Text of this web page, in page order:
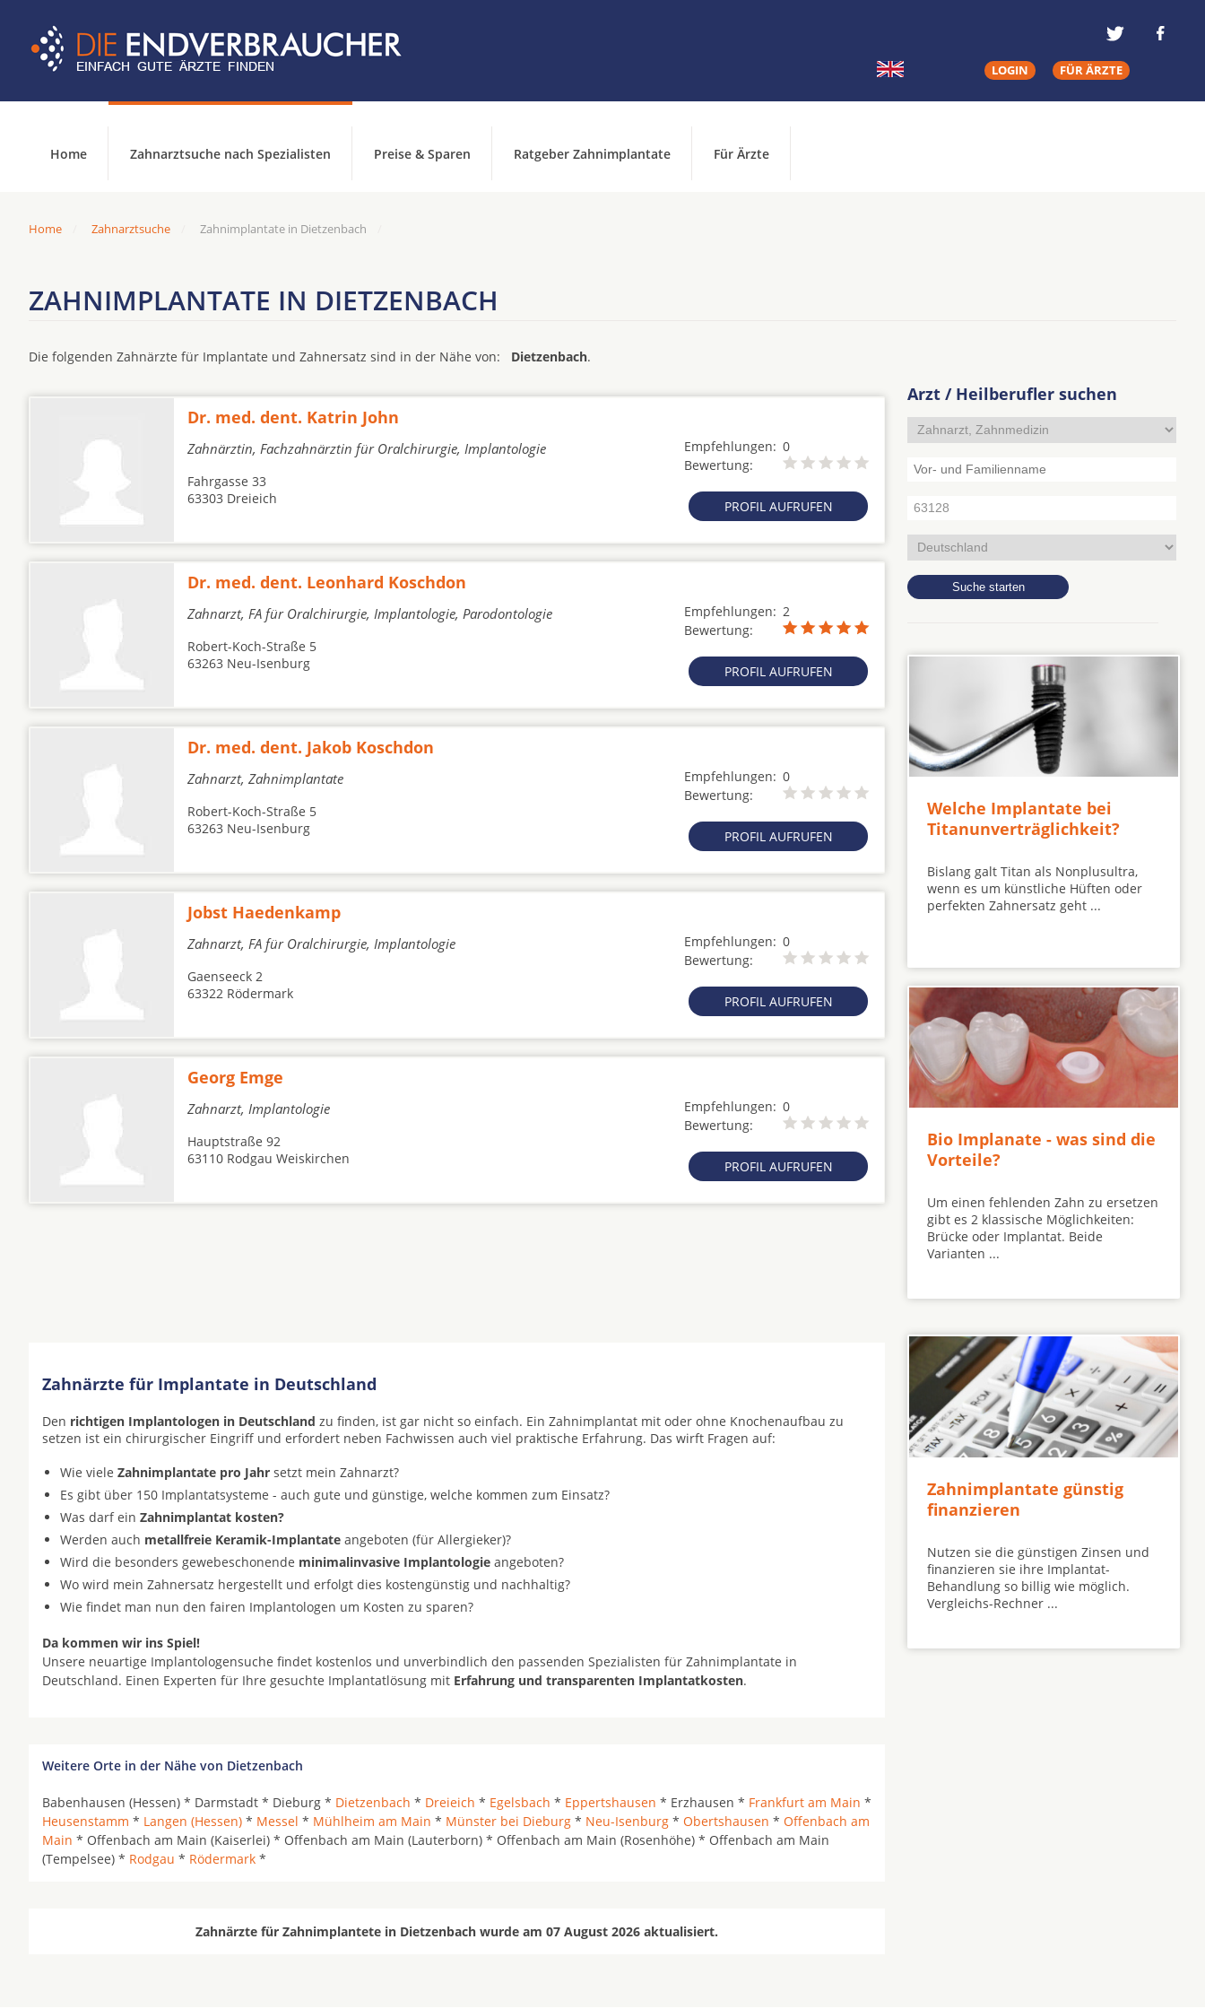
LOGIN FÜR ÄRZTE
Home Zahnarztsuche nach Spezialisten Preise & Sparen Ratgeber Zahnimplantate Für Ärzte
Home Zahnarztsuche Zahnimplantate in Dietzenbach
ZAHNIMPLANTATE IN DIETZENBACH
Die folgenden Zahnärzte für Implantate und Zahnersatz sind in der Nähe von: Dietzenbach.
Dr. med. dent. Katrin John
Zahnärztin, Fachzahnärztin für Oralchirurgie, Implantologie Empfehlungen: 0
Bewertung:
PROFIL AUFRUFEN
Fahrgasse 33
63303 Dreieich
Dr. med. dent. Leonhard Koschdon
Zahnarzt, FA für Oralchirurgie, Implantologie, Parodontologie Empfehlungen: 2
Bewertung:
PROFIL AUFRUFEN
Robert-Koch-Straße 5
63263 Neu-Isenburg
Dr. med. dent. Jakob Koschdon
Zahnarzt, Zahnimplantate Empfehlungen: 0
Bewertung:
PROFIL AUFRUFEN
Robert-Koch-Straße 5
63263 Neu-Isenburg
Jobst Haedenkamp
Zahnarzt, FA für Oralchirurgie, Implantologie Empfehlungen: 0
Bewertung:
PROFIL AUFRUFEN
Gaenseeck 2
63322 Rödermark
Georg Emge
Zahnarzt, Implantologie Empfehlungen: 0
Bewertung:
PROFIL AUFRUFEN
Hauptstraße 92
63110 Rodgau Weiskirchen
Zahnärzte für Implantate in Deutschland
Den richtigen Implantologen in Deutschland zu finden, ist gar nicht so einfach. Ein Zahnimplantat mit oder ohne Knochenaufbau zu
setzen ist ein chirurgischer Eingriff und erfordert neben Fachwissen auch viel praktische Erfahrung. Das wirft Fragen auf:
Wie viele Zahnimplantate pro Jahr setzt mein Zahnarzt?
Es gibt über 150 Implantatsysteme - auch gute und günstige, welche kommen zum Einsatz?
Was darf ein Zahnimplantat kosten?
Werden auch metallfreie Keramik-Implantate angeboten (für Allergieker)?
Wird die besonders gewebeschonende minimalinvasive Implantologie angeboten?
Wo wird mein Zahnersatz hergestellt und erfolgt dies kostengünstig und nachhaltig?
Wie findet man nun den fairen Implantologen um Kosten zu sparen?
Da kommen wir ins Spiel!
Unsere neuartige Implantologensuche findet kostenlos und unverbindlich den passenden Spezialisten für Zahnimplantate in
Deutschland. Einen Experten für Ihre gesuchte Implantatlösung mit Erfahrung und transparenten Implantatkosten.
Weitere Orte in der Nähe von Dietzenbach
Babenhausen (Hessen) * Darmstadt * Dieburg * Dietzenbach * Dreieich * Egelsbach * Eppertshausen * Erzhausen * Frankfurt am Main *
Heusenstamm * Langen (Hessen) * Messel * Mühlheim am Main * Münster bei Dieburg * Neu-Isenburg * Obertshausen * Offenbach am
Main * Offenbach am Main (Kaiserlei) * Offenbach am Main (Lauterborn) * Offenbach am Main (Rosenhöhe) * Offenbach am Main
(Tempelsee) * Rodgau * Rödermark *
Zahnärzte für Zahnimplantete in Dietzenbach wurde am 07 August 2026 aktualisiert.
Arzt / Heilberufler suchen
Welche Implantate bei
Titanunverträglichkeit?
Bislang galt Titan als Nonplusultra,
wenn es um künstliche Hüften oder
perfekten Zahnersatz geht ...
Bio Implanate - was sind die
Vorteile?
Um einen fehlenden Zahn zu ersetzen
gibt es 2 klassische Möglichkeiten:
Brücke oder Implantat. Beide
Varianten ...
Zahnimplantate günstig
finanzieren
Nutzen sie die günstigen Zinsen und
finanzieren sie ihre Implantat-
Behandlung so billig wie möglich.
Vergleichs-Rechner ...